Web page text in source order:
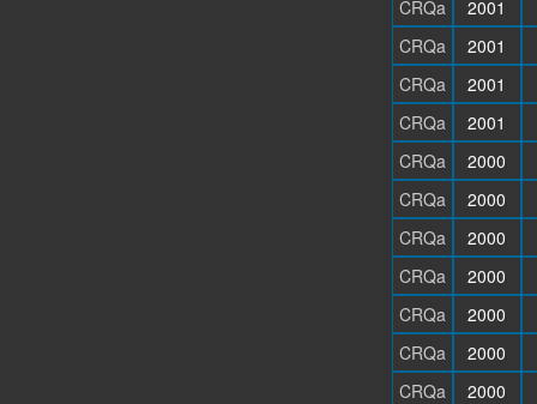
CRQa
2001
CRQa
2001
CRQa
2001
CRQa
2001
CRQa
2000
CRQa
2000
CRQa
2000
CRQa
2000
CRQa
2000
CRQa
2000
CRQa
2000